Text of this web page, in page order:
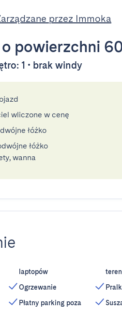
przez Immoka
o powierzchni
1 • brak windy
wliczone w cenę
łóżko
łóżko
wanna
laptopów
Ogrzewanie
Płatny parking poza